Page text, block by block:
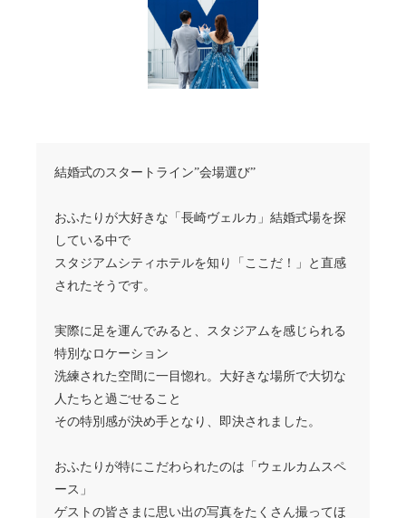
結婚式のスタートライン”会場選び”
おふたりが大好きな「長崎ヴェルカ」結婚式場を探
している中で
スタジアムシティホテルを知り「ここだ！」と直感
されたそうです。
実際に足を運んでみると、スタジアムを感じられる
特別なロケーション
洗練された空間に一目惚れ。大好きな場所で大切な
人たちと過ごせること
その特別感が決め手となり、即決されました。
おふたりが特にこだわられたのは「ウェルカムスペ
ース」
ゲストの皆さまに思い出の写真をたくさん撮ってほ